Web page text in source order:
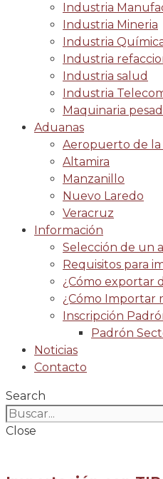
Industria
Industria Mineria
Industria
Industria
Industria salud
Industria
Maquinaria
Aduanas
Aeropuerto de la
Altamira
Manzanillo
Nuevo Laredo
Veracruz
Información
Selección de un
Requisitos para
¿Cómo exportar
¿Cómo Importar
Inscripción
Padrón
Noticias
Contacto
Search
Close